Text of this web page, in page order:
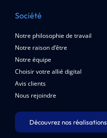
Société
Notre philosophie de travail
Notre raison d’être
Notre équipe
Choisir votre allié digital
Avis clients
Nous rejoindre
Découvrez nos réalisations